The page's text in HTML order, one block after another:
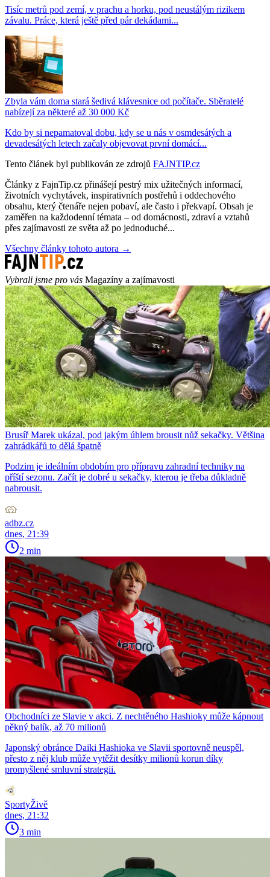
Tisíc metrů pod zemí, v prachu a horku, pod neustálým rizikem
závalu. Práce, která ještě před pár dekádami...
Zbyla vám doma stará šedivá klávesnice od počítače. Sběratelé
nabízejí za některé až 30 000 Kč
Kdo by si nepamatoval dobu, kdy se u nás v osmdesátých a
devadesátých letech začaly objevovat první domácí...
Tento článek byl publikován ze zdrojů FAJNTIP.cz
Články z FajnTip.cz přinášejí pestrý mix užitečných informací,
životních vychytávek, inspirativních postřehů i oddechového
obsahu, který čtenáře nejen pobaví, ale často i překvapí. Obsah je
zaměřen na každodenní témata – od domácnosti, zdraví a vztahů
přes zajímavosti ze světa až po jednoduché...
Všechny články tohoto autora →
Vybrali jsme pro vás Magazíny a zajímavosti
Brusíř Marek ukázal, pod jakým úhlem brousit nůž sekačky. Většina
zahrádkářů to dělá špatně
Podzim je ideálním obdobím pro přípravu zahradní techniky na
příští sezonu. Začít je dobré u sekačky, kterou je třeba důkladně
nabrousit.
adbz.cz
dnes, 21:39
2 min
Obchodníci ze Slavie v akci. Z nechtěného Hashioky může kápnout
pěkný balík, až 70 milionů
Japonský obránce Daiki Hashioka ve Slavii sportovně neuspěl,
přesto z něj klub může vytěžit desítky milionů korun díky
promyšlené smluvní strategii.
SportyŽivě
dnes, 21:32
3 min